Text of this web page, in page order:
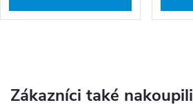
Zákazníci také nakoupili